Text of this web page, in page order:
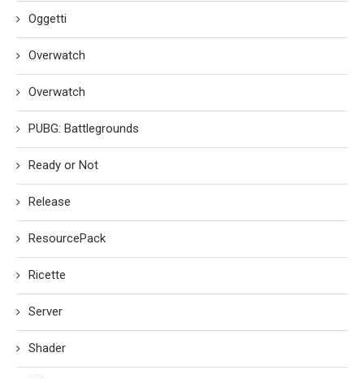
Oggetti
Overwatch
Overwatch
PUBG: Battlegrounds
Ready or Not
Release
ResourcePack
Ricette
Server
Shader